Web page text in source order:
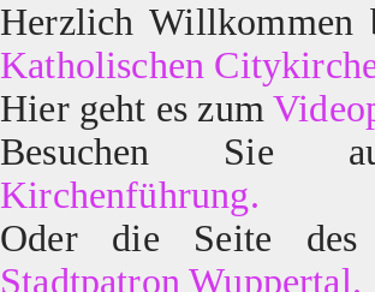
Herzlich
Katholischen
Hier geht es zum
Besuchen
Kirchenführung.
Oder die Seite des
Stadtpatron Wuppertal.